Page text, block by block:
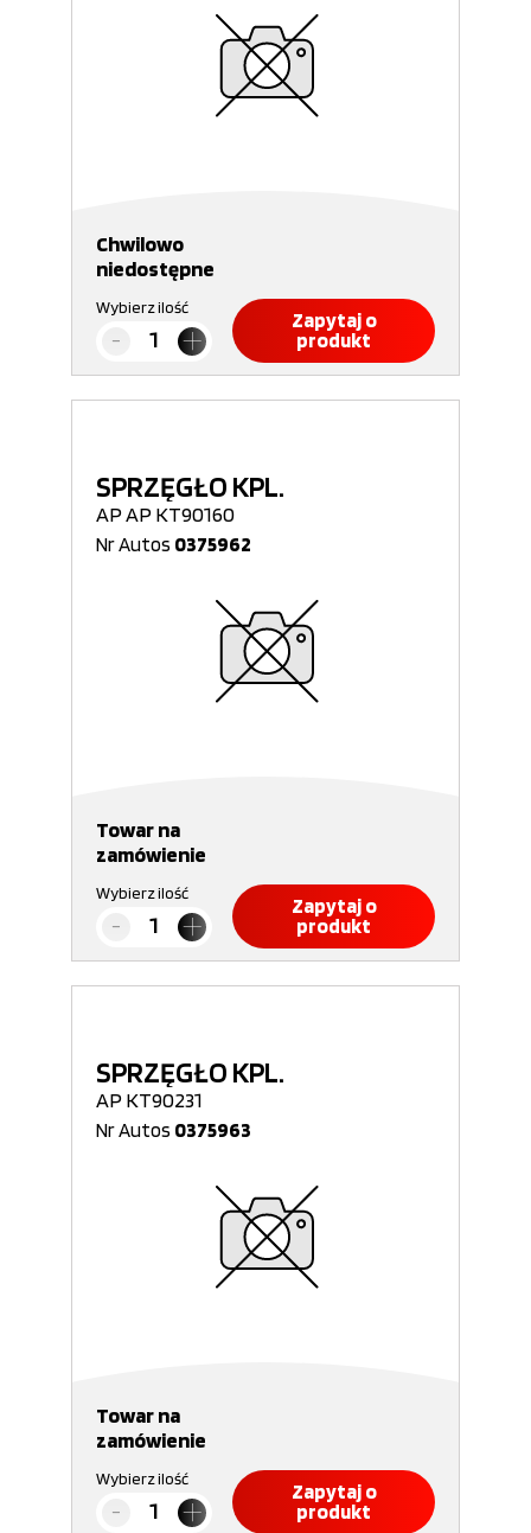
Chwilowo
niedostępne
Wybierz ilość
Zapytaj o
produkt
SPRZĘGŁO KPL.
AP AP KT90160
Nr Autos 0375962
Towar na
zamówienie
Wybierz ilość
Zapytaj o
produkt
SPRZĘGŁO KPL.
AP KT90231
Nr Autos 0375963
Towar na
zamówienie
Wybierz ilość
Zapytaj o
produkt